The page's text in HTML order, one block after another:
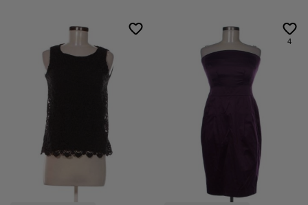
4